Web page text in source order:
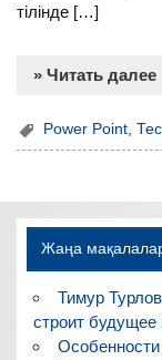
тілінде […]
» Читать далее
Power Point ,
Жаңа
Тимур
строит будущее
Особенности